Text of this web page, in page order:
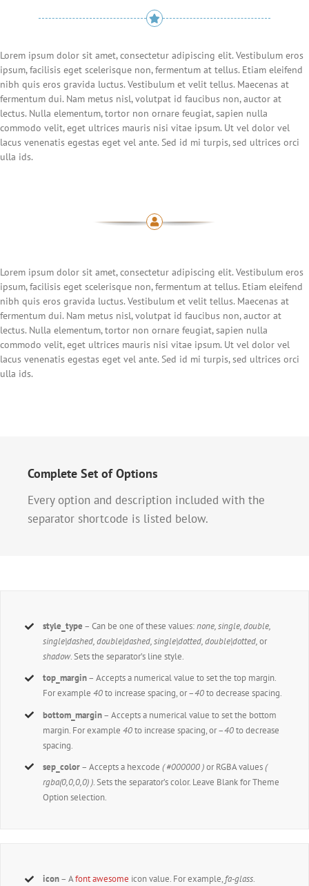
Lorem ipsum dolor sit amet, consectetur adipiscing elit. Vestibulum eros
ipsum, facilisis eget scelerisque non, fermentum at tellus. Etiam eleifend
nibh quis eros gravida luctus. Vestibulum et velit tellus. Maecenas at
fermentum dui. Nam metus nisl, volutpat id faucibus non, auctor at
lectus. Nulla elementum, tortor non ornare feugiat, sapien nulla
commodo velit, eget ultrices mauris nisi vitae ipsum. Ut vel dolor vel
lacus venenatis egestas eget vel ante. Sed id mi turpis, sed ultrices orci
ulla ids.
Lorem ipsum dolor sit amet, consectetur adipiscing elit. Vestibulum eros
ipsum, facilisis eget scelerisque non, fermentum at tellus. Etiam eleifend
nibh quis eros gravida luctus. Vestibulum et velit tellus. Maecenas at
fermentum dui. Nam metus nisl, volutpat id faucibus non, auctor at
lectus. Nulla elementum, tortor non ornare feugiat, sapien nulla
commodo velit, eget ultrices mauris nisi vitae ipsum. Ut vel dolor vel
lacus venenatis egestas eget vel ante. Sed id mi turpis, sed ultrices orci
ulla ids.
Complete Set of Options
Every option and description included with the
separator shortcode is listed below.
style_type – Can be one of these values:none, single, double,
single|dashed, double|dashed, single|dotted, double|dotted,or
shadow. Sets the separator’s line style.
top_margin– Accepts a numerical value to set the top margin.
For example40to increase spacing, or –40to decrease spacing.
bottom_margin– Accepts a numerical value to set the bottom
margin. For example40to increase spacing, or –40to decrease
spacing.
sep_color– Accepts a hexcode( #000000 )or RGBA values(
rgba(0,0,0,0) ). Sets the separator’s color. Leave Blank for Theme
Option selection.
icon– Afont awesome icon value. For example, fa-glass.